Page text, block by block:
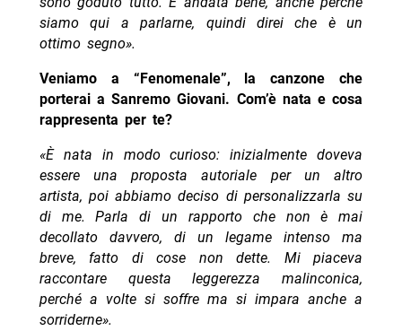
siamo qui a parlarne, quindi direi che è un
ottimo segno».
Veniamo a “Fenomenale”, la canzone che
porterai a Sanremo Giovani. Com’è nata e cosa
rappresenta per te?
«È nata in modo curioso: inizialmente doveva
essere una proposta autoriale per un altro
artista, poi abbiamo deciso di personalizzarla su
di me. Parla di un rapporto che non è mai
decollato davvero, di un legame intenso ma
breve, fatto di cose non dette. Mi piaceva
raccontare questa leggerezza malinconica,
perché a volte si soffre ma si impara anche a
sorriderne».